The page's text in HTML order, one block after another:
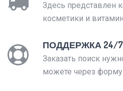
Здесь представлен
косметики и
ПОДДЕРЖКА 24/7
Заказать поиск
можете через форму